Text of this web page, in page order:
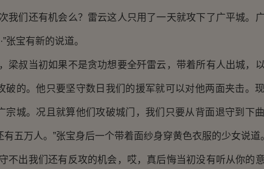
们还有机会么？雷云这人只用了一天就攻下了广平城。
张宝有新的说道。
叔当初如果不是贪功想要全歼雷云，带着所有人出城，
破的。他只要坚守数日我们的援军就可以对他两面夹击。
宗城。况且就算他们攻破城门，我们只要从背面退守到下
五万人。”张宝身后一个带着面纱身穿黄色衣服的少女说道
出我们还有反攻的机会，哎，真后悔当初没有听从你的意